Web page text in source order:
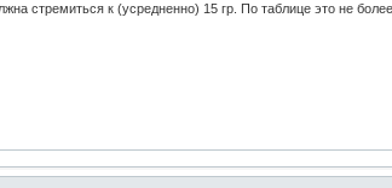
стремиться к (усредненно) 15 гр. По таблице это не